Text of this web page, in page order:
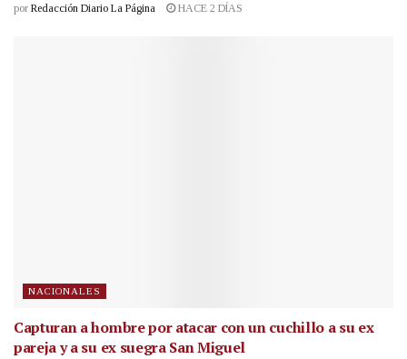
por Redacción Diario La Página HACE 2 DÍAS
NACIONALES
Capturan a hombre por atacar con un cuchillo a su ex
pareja y a su ex suegra San Miguel